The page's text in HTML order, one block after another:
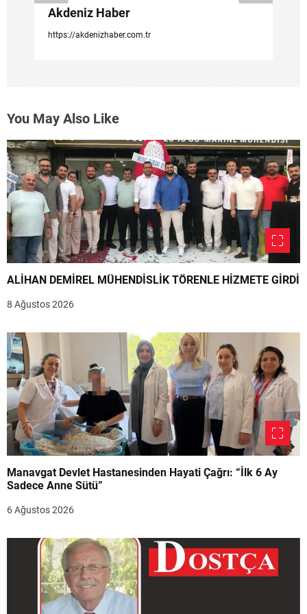
Akdeniz Haber
https://akdenizhaber.com.tr
You May Also Like
ALİHAN DEMİREL MÜHENDİSLİK TÖRENLE HİZMETE GİRDİ
8 Ağustos 2026
Manavgat Devlet Hastanesinden Hayati Çağrı: “İlk 6 Ay
Sadece Anne Sütü”
6 Ağustos 2026